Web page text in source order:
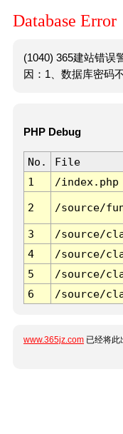
Database Error
(1040) 365建站错误
因：1、数据库密码
PHP Debug
No. File
1
/index.php
2 /source/
3 /source/
4
/source/
5
/source/
6
/source/
www.365jz.com 已经将此